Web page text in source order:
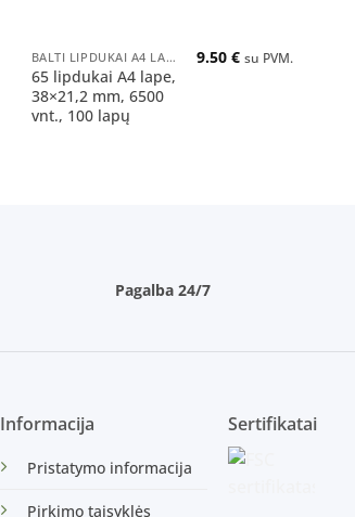
BALTI LIPDUKAI A4 LAPUOSE
65 lipdukai A4 lape,
38×21,2 mm, 6500
vnt., 100 lapų
9.50 € su PVM.
Pagalba 24/7
Informacija
Pristatymo informacija
Pirkimo taisyklės
Sertifikatai